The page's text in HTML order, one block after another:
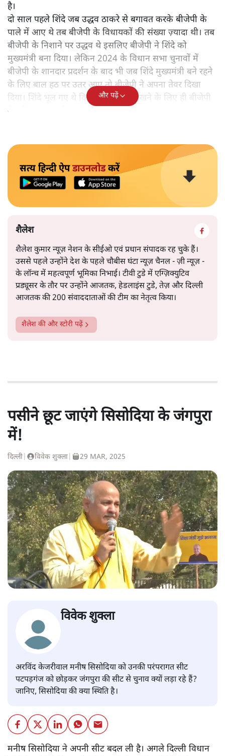
है।
दो साल पहले शिंदे जब उद्धव ठाकरे से बगावत करके बीजेपी के
पाले में आए थे तब बीजेपी के विधायकों की संख्या ज़्यादा थी। तब
बीजेपी के निशाने पर उद्धव थे इसलिए बीजेपी ने शिंदे को
मुख्यमंत्री बना दिया। लेकिन 2024 के विधान सभा चुनावों में
बीजेपी के शानदार प्रदर्शन के बाद भी जब शिंदे मुख्यमंत्री बने रहने
के लिए बाल हठ पर उतर आए तो बीजेपी ने अपना तेवर दिखा
दिया। शिंदे भूल गए थे कि उन पर लगाम रखने के लिए ही बीजेपी
ने अजित पवार को पहले से ही खड़ा कर रखा था।
और पढ़ें
सत्य हिन्दी ऐपडाउनलोडकरें
शैलेश
शैलेश कुमार न्यूज़ नेशन के सीईओ एवं प्रधान संपादक रह चुके हैं।
उससे पहले उन्होंने देश के पहले चौबीस घंटा न्यूज़ चैनल - ज़ी न्यूज़ -
के लॉन्च में महत्वपूर्ण भूमिका निभाई। टीवी टुडे में एग्ज़िक्युटिव
प्रड्यूसर के तौर पर उन्होंने आजतक, हेडलाइंस टुडे, तेज़ और दिल्ली
आजतक की 200 संवाददाताओं की टीम का नेतृत्व किया।
शैलेश की और स्टोरी पढ़ें
पसीने छूट जाएंगे सिसोदिया के जंगपुरा
में!
दिल्ली विवेक शुक्ला 29 MAR, 2025
विवेक शुक्ला
अरविंद केजरीवाल मनीष सिसोदिया को उनकी परंपरागत सीट
पटपड़गंज को छोड़कर जंगपुरा की सीट से चुनाव क्यों लड़ा रहे हैं?
जानिए, सिसोदिया की क्या स्थिति है।
मनीष सिसोदिया ने अपनी सीट बदल ली है। अगले दिल्ली विधान